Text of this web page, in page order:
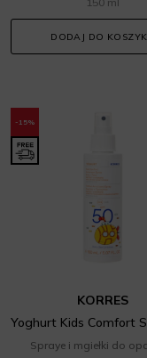
DODAJ DO
-15%
KORRES
Spraye i mgiełki do